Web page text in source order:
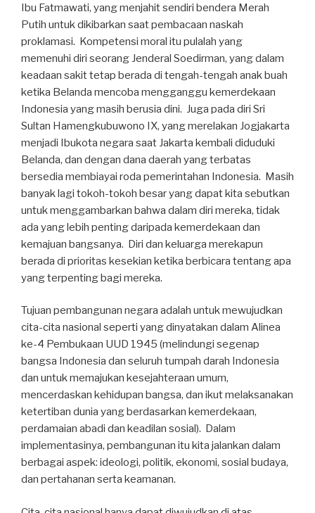
Ibu Fatmawati, yang menjahit sendiri bendera Merah
Putih untuk dikibarkan saat pembacaan naskah
proklamasi. Kompetensi moral itu pulalah yang
memenuhi diri seorang Jenderal Soedirman, yang dalam
keadaan sakit tetap berada di tengah-tengah anak buah
ketika Belanda mencoba mengganggu kemerdekaan
Indonesia yang masih berusia dini. Juga pada diri Sri
Sultan Hamengkubuwono IX, yang merelakan Jogjakarta
menjadi Ibukota negara saat Jakarta kembali diduduki
Belanda, dan dengan dana daerah yang terbatas
bersedia membiayai roda pemerintahan Indonesia. Masih
banyak lagi tokoh-tokoh besar yang dapat kita sebutkan
untuk menggambarkan bahwa dalam diri mereka, tidak
ada yang lebih penting daripada kemerdekaan dan
kemajuan bangsanya. Diri dan keluarga merekapun
berada di prioritas kesekian ketika berbicara tentang apa
yang terpenting bagi mereka.
Tujuan pembangunan negara adalah untuk mewujudkan
cita-cita nasional seperti yang dinyatakan dalam Alinea
ke-4 Pembukaan UUD 1945 (melindungi segenap
bangsa Indonesia dan seluruh tumpah darah Indonesia
dan untuk memajukan kesejahteraan umum,
mencerdaskan kehidupan bangsa, dan ikut melaksanakan
ketertiban dunia yang berdasarkan kemerdekaan,
perdamaian abadi dan keadilan sosial). Dalam
implementasinya, pembangunan itu kita jalankan dalam
berbagai aspek: ideologi, politik, ekonomi, sosial budaya,
dan pertahanan serta keamanan.